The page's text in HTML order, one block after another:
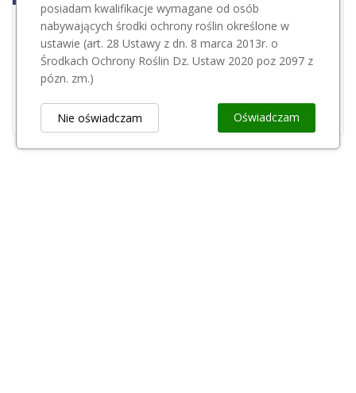
FELCO
Przeciwostrze do sekatora Felco jednoręczny 11/4
36,00 zł
Przepraszamy, ten produkt
jest niedostępny.
ALTUNA
95,01 zł
posiadam kwalifikacje wymagane od osób
nabywających środki ochrony roślin określone w
ustawie (art. 28 Ustawy z dn. 8 marca 2013r. o
Środkach Ochrony Roślin Dz. Ustaw 2020 poz 2097 z
pózn. zm.)
Oświadczam
Nie oświadczam